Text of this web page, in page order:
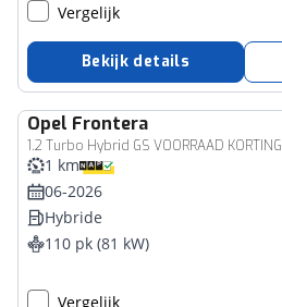
Vergelijk
Bekijk details
Opel Frontera
1.2 Turbo Hybrid GS VOORRAAD KORTING
1 km
06-2026
Hybride
110 pk (81 kW)
Vergelijk